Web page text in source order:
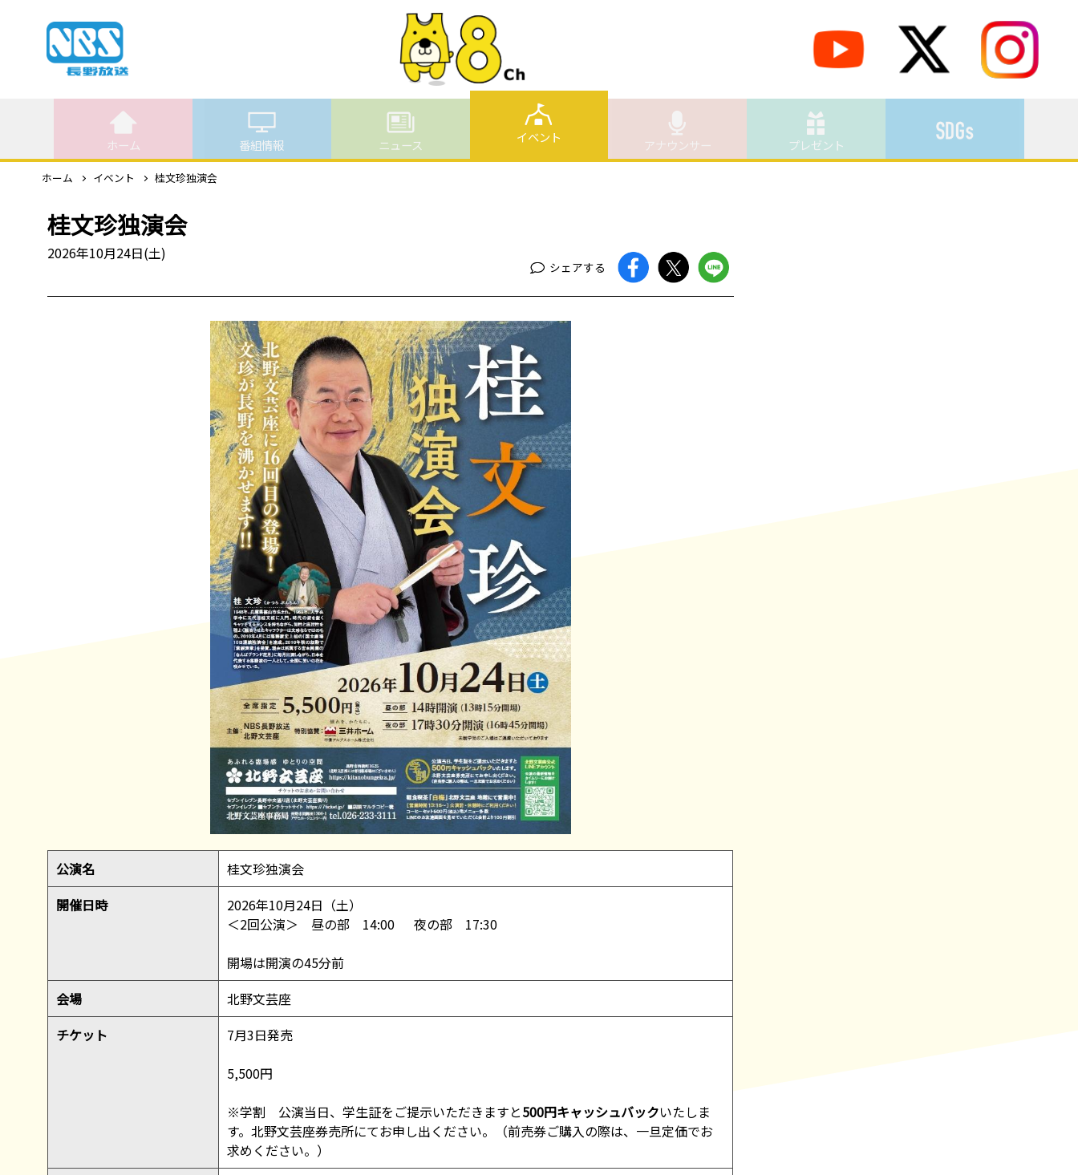
ホーム 番組情報 ニュース イベント アナウンサー プレゼント
ホーム イベント 桂文珍独演会
桂文珍独演会
2026年10月24日(土)
シェアする
公演名
桂文珍独演会
開催日時
2026年10月24日（土）
＜2回公演＞ 昼の部 14:00 夜の部 17:30
開場は開演の45分前
会場
北野文芸座
チケット
7月3日発売
5,500円
※学割 公演当日、学生証をご提示いただきますと500円キャッシュバックいたしま
す。北野文芸座券売所にてお申し出ください。（前売券ご購入の際は、一旦定価でお
求めください。）